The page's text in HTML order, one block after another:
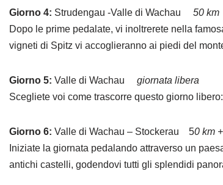
Giorno 4: Strudengau -Valle di Wachau 50 km
Dopo le prime pedalate, vi inoltrerete nella
vigneti di Spitz vi accoglieranno ai piedi del
Giorno 5: Valle di Wachau giornata libera
Scegliete voi come trascorre questo giorno
Giorno 6: Valle di Wachau – Stockerau 50 km
Iniziate la giornata pedalando attraverso un
antichi castelli, godendovi tutti gli splendidi